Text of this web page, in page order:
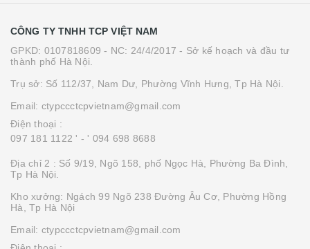
CÔNG TY TNHH TCP VIỆT NAM
GPKD: 0107818609 - NC: 24/4/2017 - Sở kế hoạch và đầu tư
thành phố Hà Nội.
Trụ sở: Số 112/37, Nam Dư, Phường Vĩnh Hưng, Tp Hà Nội.
Email: ctypccctcpvietnam@gmail.com
Điện thoại :
097 181 1122 ' - ' 094 698 8688
Địa chỉ 2 : Số 9/19, Ngõ 158, phố Ngọc Hà, Phường Ba Đình,
Tp Hà Nội.
Kho xưởng: Ngách 99 Ngõ 238 Đường Âu Cơ, Phường Hồng
Hà, Tp Hà Nội
Email: ctypccctcpvietnam@gmail.com